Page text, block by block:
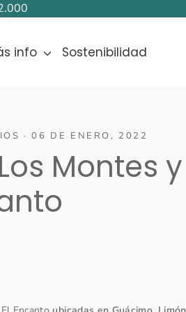
info Sostenibilidad
·06 DE ENERO, 2022
Montes y